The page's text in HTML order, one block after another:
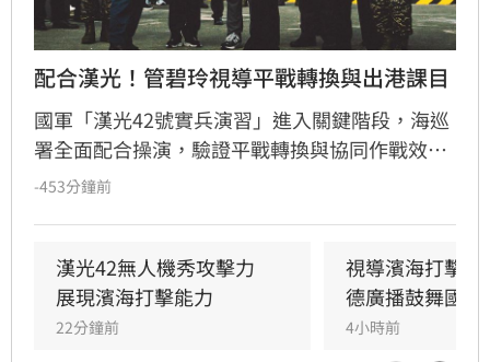
配合漢光！管碧玲視導平戰轉換與出港課目
國軍「漢光42號實兵演習」進入關鍵階段，海巡
署全面配合操演，驗證平戰轉換與協同作戰效
能。海委會主委管碧玲親赴台北港與左營軍港視
-453分鐘前
漢光42無人機秀攻擊力
展現濱海打擊能力
22分鐘前
視導濱海打擊
德廣播鼓舞國軍
4小時前